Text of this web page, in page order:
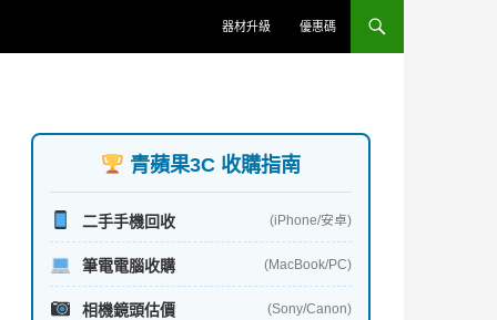
器材升級 優惠碼
青蘋果3C 收購指南
二手手機回收 (iPhone/安卓)
筆電電腦收購 (MacBook/PC)
相機鏡頭估價 (Sony/Canon)